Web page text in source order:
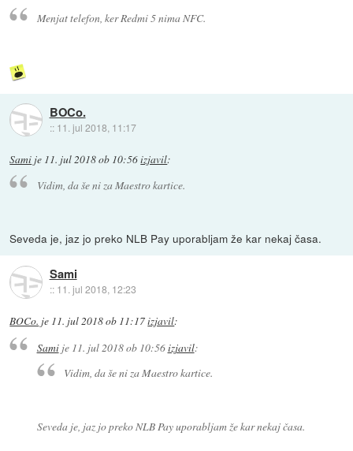
Menjat telefon, ker Redmi 5 nima NFC.
BOCo.
:: 11. jul 2018, 11:17
Sami je 11. jul 2018 ob 10:56izjavil:
Vidim, da še ni za Maestro kartice.
Seveda je, jaz jo preko NLB Pay uporabljam že kar nekaj časa.
Sami
:: 11. jul 2018, 12:23
BOCo. je 11. jul 2018 ob 11:17izjavil:
Samije 11. jul 2018 ob 10:56izjavil:
Vidim, da še ni za Maestro kartice.
Seveda je, jaz jo preko NLB Pay uporabljam že kar nekaj časa.